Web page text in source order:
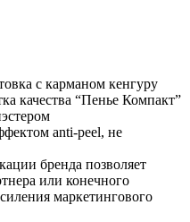
с карманом кенгуру
качества “Пенье Компакт”
anti-peel, не
бренда позволяет
или конечного
маркетингового